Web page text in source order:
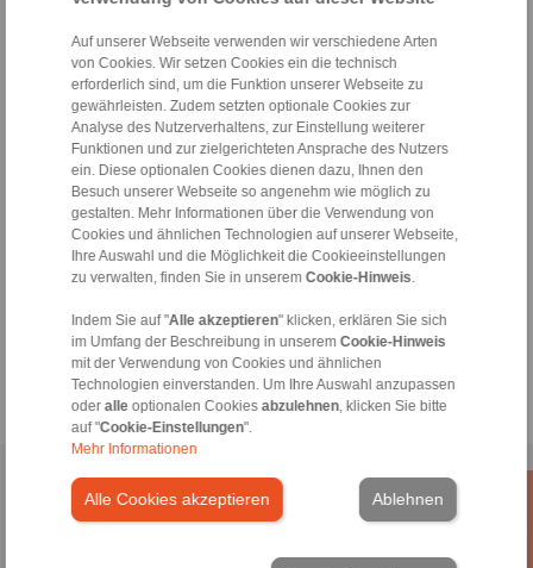
Auf unserer Webseite verwenden wir verschiedene Arten
von Cookies. Wir setzen Cookies ein die technisch
erforderlich sind, um die Funktion unserer Webseite zu
gewährleisten. Zudem setzten optionale Cookies zur
Analyse des Nutzerverhaltens, zur Einstellung weiterer
Funktionen und zur zielgerichteten Ansprache des Nutzers
ein. Diese optionalen Cookies dienen dazu, Ihnen den
Besuch unserer Webseite so angenehm wie möglich zu
gestalten. Mehr Informationen über die Verwendung von
Cookies und ähnlichen Technologien auf unserer Webseite,
Ihre Auswahl und die Möglichkeit die Cookieeinstellungen
zu verwalten, finden Sie in unserem Cookie-Hinweis
Indem Sie auf "Alle akzeptieren" klicken, erklären Sie sich
im Umfang der Beschreibung in unserem Cookie-Hinweis
mit der Verwendung von Cookies und ähnlichen
Technologien einverstanden. Um Ihre Auswahl anzupassen
oder alleoptionalen Cookies abzulehnen, klicken Sie bitte
auf "Cookie-Einstellungen".
Mehr Informationen
Alle Cookies akzeptieren Ablehnen
Rücklaufsperre
Überholfreilauf
Vorschubfreilauf
Gehäusefreilauf
FH
Gehäusefreilauf
FCBM
Home|Kontaktformular|Impressum Datenschutzerklärung
Allgemeine Verkaufsbedingungen
| Hinweisgeberplattform Login